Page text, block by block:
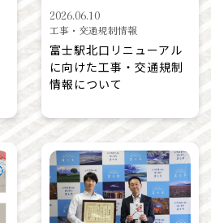
2026.06.10
工事・交通規制情報
富士駅北口リニューアル
に向けた工事・交通規制
情報について